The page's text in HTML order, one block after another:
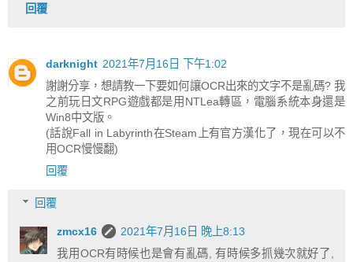
回覆
darknight 2021年7月16日 下午1:02
謝謝分享，想請教一下要如何讓OCR出來的文字不是亂碼? 我
之前玩日文RPG遊戲都是用NTLea轉區，電腦系統本身還是
Win8中文版。
(話說Fall in Labyrinth在Steam上有官方漢化了，現在可以不
用OCR慢慢翻)
回覆
回覆
zmcx16
2021年7月16日 晚上8:13
我用OCR有時候也是會有亂碼, 有時候多抓幾次就好了,